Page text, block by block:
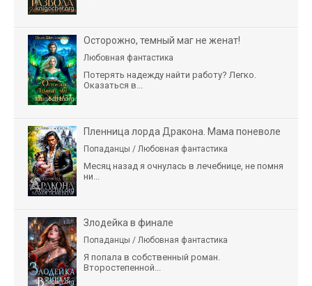
Осторожно, темный маг не женат!
Любовная фантастика
Потерять надежду найти работу? Легко.
Оказаться в...
Пленница лорда Дракона. Мама поневоле
Попаданцы / Любовная фантастика
Месяц назад я очнулась в лечебнице, не помня
ни...
Злодейка в финале
Попаданцы / Любовная фантастика
Я попала в собственный роман.
Второстепенной...